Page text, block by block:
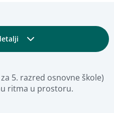
5. razred osnovne škole)
ritma u prostoru.